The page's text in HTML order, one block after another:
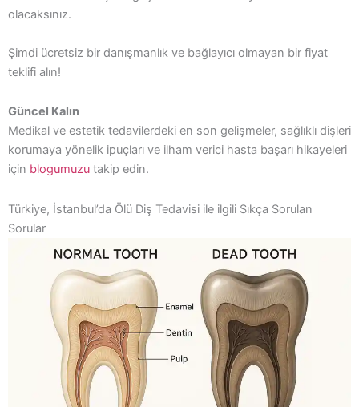
olacaksınız.
Şimdi ücretsiz bir danışmanlık ve bağlayıcı olmayan bir fiyat
teklifi alın!
Güncel Kalın
Medikal ve estetik tedavilerdeki en son gelişmeler, sağlıklı dişleri
korumaya yönelik ipuçları ve ilham verici hasta başarı hikayeleri
için blogumuzu takip edin.
Türkiye, İstanbul’da Ölü Diş Tedavisi ile ilgili Sıkça Sorulan
Sorular